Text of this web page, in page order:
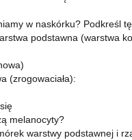
w naskórku? Podkreśl
podstawna (warstwa
(zrogowaciała):
melanocyty?
warstwy podstawnej i